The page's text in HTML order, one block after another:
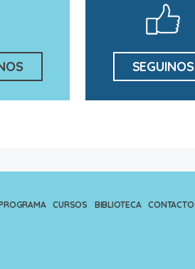
SEGUINOS
CURSOS BIBLIOTECA CONTACTO